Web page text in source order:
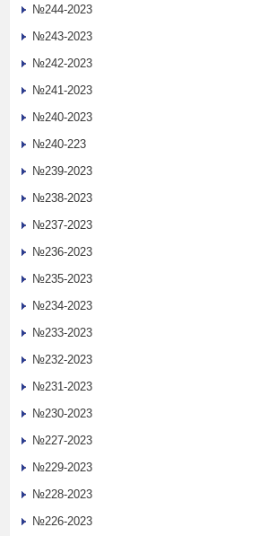
№244-2023
№243-2023
№242-2023
№241-2023
№240-2023
№240-223
№239-2023
№238-2023
№237-2023
№236-2023
№235-2023
№234-2023
№233-2023
№232-2023
№231-2023
№230-2023
№227-2023
№229-2023
№228-2023
№226-2023